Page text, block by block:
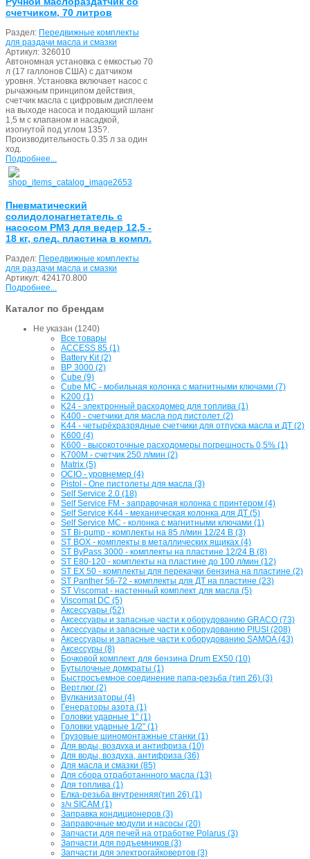
счетчиком, 70 литров
Раздел: Передвижные комплекты
для раздачи масла и смазки
Артикул: 326010
Автономная установка с емкостью 70
л (17 галлонов США) с датчиком
уровня. Установка включает насос с
рычажным принципом действия,
счетчик масла с цифровым дисплеем
на выходе насоса и подающий шланг
1,5 м с клапаном и насадкой,
изогнутой под углом 135?.
Производительность 0.35 л за один
ход.
Подробнее...
Пневматический
солидолонагнетатель с
насосом PM3 для ведер 12,5 -
18 кг, след. пластина в компл.
Раздел: Передвижные комплекты
для раздачи масла и смазки
Артикул: 424170.800
Подробнее...
Каталог по брендам
Не указан (1240)
Все товары
ACCESS 85 (1)
Battery Kit (2)
BP 3000 (2)
Cube (9)
Cube MC - мобильная колонка с магнитными ключами (7)
K200 (1)
K24 - электронный расходомер для топлива (1)
K400 - счетчики для масла под пистолет (2)
K44 - четырёхразрядные счетчики для отпуска масла и ДТ (2)
K600 (4)
K600 - высокоточные расходомеры погрешность 0,5% (1)
K700M - счетчик 250 л/мин (2)
Matrix (5)
OCIO - уровнемер (4)
Pistol - One пистолеты для масла (3)
Self Service 2.0 (18)
Self Service FM - заправочная колонка с принтером (4)
Self Service K44 - механическая колонка для ДТ (5)
Self Service MC - колонка с магнитными ключами (1)
ST Bi-pump - комплекты на 85 л/мин 12/24 В (3)
ST BOX - комплекты в металлических ящиках (4)
ST ByPass 3000 - комплекты на пластине 12/24 В (8)
ST E80-120 - комплекты на пластине до 100 л/мин (12)
ST EX 50 - комплекты для перекачки бензина на пластине (2)
ST Panther 56-72 - комплекты для ДТ на пластине (23)
ST Viscomat - настенный комплект для масла (5)
Viscomat DC (5)
Аксессуары (52)
Аксессуары и запасные части к оборудованию GRACO (73)
Аксессуары и запасные части к оборудованию PIUSI (208)
Аксессуары и запасные части к оборудованию SAMOA (43)
Аксессуры (8)
Бочковой комплект для бензина Drum EX50 (10)
Бутылочные домкраты (1)
Быстросъемное соединение папа-резьба (тип 26) (3)
Вертлюг (2)
Вулканизаторы (4)
Генераторы азота (1)
Головки ударные 1" (1)
Головки ударные 1/2" (1)
Грузовые шиномонтажные станки (1)
Для воды, воздуха и антифриза (10)
Для воды, воздуха, антифриза (36)
Для масла и смазки (85)
Для сбора отработаннного масла (13)
Для топлива (1)
Елка-резьба внутренняя(тип 26) (1)
з/ч SICAM (1)
Заправка кондиционеров (3)
Заправочные модули и насосы (20)
Запчасти для печей на отработке Polarus (3)
Запчасти для подъемников (3)
Запчасти для электрогайковертов (3)